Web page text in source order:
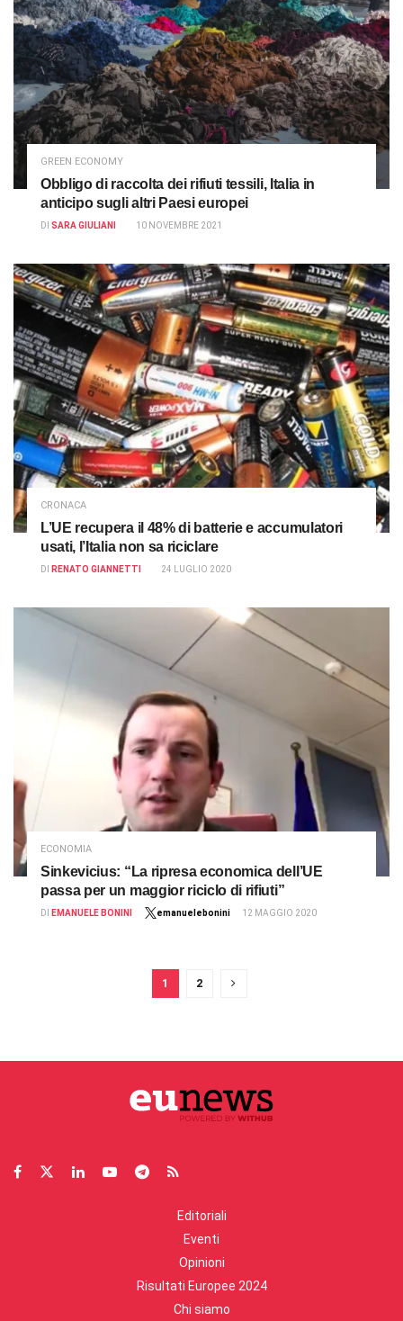
GREEN ECONOMY
Obbligo di raccolta dei rifiuti tessili, Italia in
anticipo sugli altri Paesi europei
DI SARA GIULIANI 10 NOVEMBRE 2021
CRONACA
L’UE recupera il 48% di batterie e accumulatori
usati, l’Italia non sa riciclare
DI RENATO GIANNETTI 24 LUGLIO 2020
ECONOMIA
Sinkevicius: “La ripresa economica dell’UE
passa per un maggior riciclo di rifiuti”
DI EMANUELE BONINI emanuelebonini 12 MAGGIO 2020
1 2
Editoriali
Eventi
Opinioni
Risultati Europee 2024
Chi siamo